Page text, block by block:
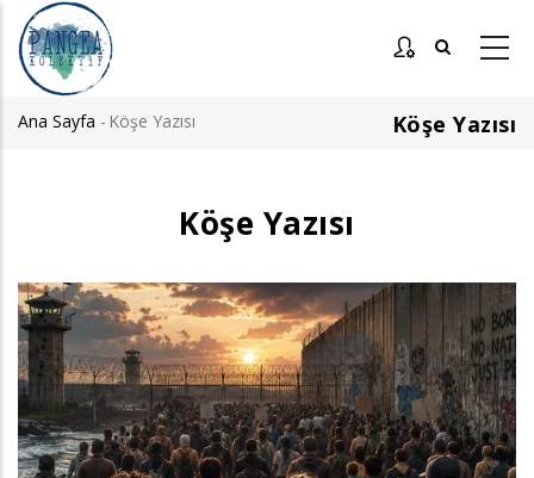
Ana
içeriğe
atla
Köşe Yazısı
Sayfa
Ana Sayfa - Köşe Yazısı
Köşe Yazısı